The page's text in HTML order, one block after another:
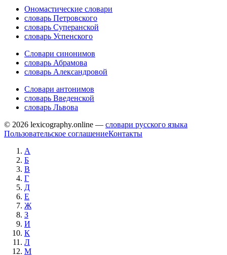
Ономастические словари
словарь Петровского
словарь Суперанской
словарь Успенского
Словари синонимов
словарь Абрамова
словарь Александровой
Словари антонимов
словарь Введенской
словарь Львова
© 2026 lexicography.online — словари русского языка
Пользовательское соглашениеКонтакты
А
Б
В
Г
Д
Е
Ж
З
И
К
Л
М